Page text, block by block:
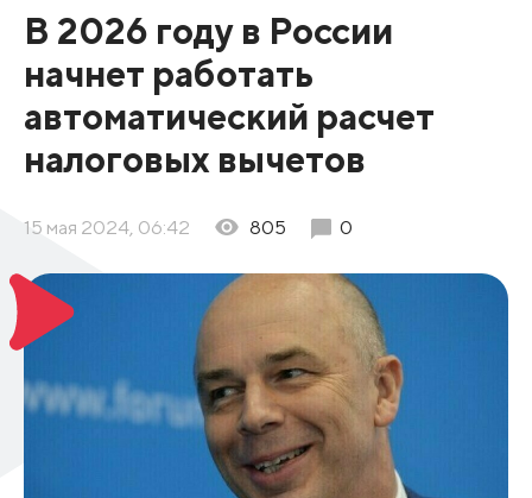
В 2026 году в России
начнет работать
автоматический расчет
налоговых вычетов
15 мая 2024, 06:42 805 0